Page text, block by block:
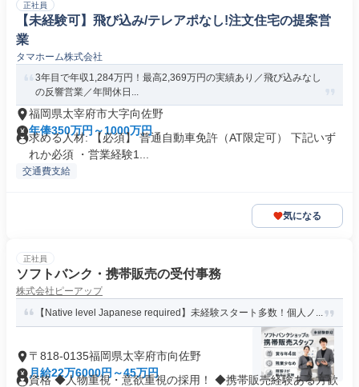
正社員
【未経験可】飛び込み/テレアポなし!注文住宅の提案営
業
タマホーム株式会社
3年目で年収1,284万円！最高2,369万円の実績あり／飛び込みなし
の反響営業／年間休日...
福岡県太宰府市大字向佐野
年俸350万円～1000万円
求める人材: 【必須】 普通自動車免許（AT限定可） 下記いず
れか必須 ・営業経験1...
交通費支給
気になる
正社員
ソフトバンク・携帯販売の受付事務
株式会社ピーアップ
【Native level Japanese required】未経験スタート多数！個人ノ...
〒818-0135福岡県太宰府市向佐野
月給22万6000円～45万円
資格 ◆人物重視・意欲重視の採用！ ◆携帯販売経験ある方歓